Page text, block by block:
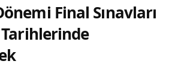
Final Sınavları
Tarihlerinde